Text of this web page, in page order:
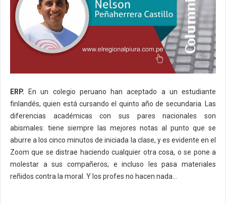
ERP. En un colegio peruano han aceptado a un estudiante
finlandés, quien está cursando el quinto año de secundaria. Las
diferencias académicas con sus pares nacionales son
abismales: tiene siempre las mejores notas al punto que se
aburre a los cinco minutos de iniciada la clase, y es evidente en el
Zoom que se distrae haciendo cualquier otra cosa, o se pone a
molestar a sus compañeros; e incluso les pasa materiales
reñidos contra la moral. Y los profes no hacen nada…